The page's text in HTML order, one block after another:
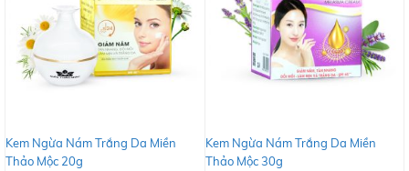
Kem Ngừa Nám Trắng Da Miền
Thảo Mộc 20g
Kem Ngừa Nám Trắng Da Miền
Thảo Mộc 30g